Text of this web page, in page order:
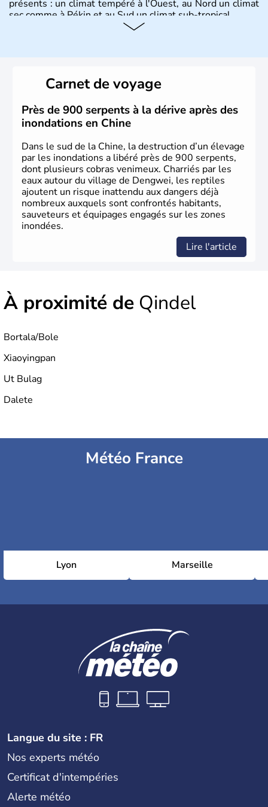
présents : un climat tempéré à l'Ouest, au Nord un climat
sec comme à Pékin et au Sud un climat sub-tropical.
dynasties. La dynastie Qing a été la dernière à régner
jusqu'aux guerres de l'opium lorsque la Chine s'est
constituée comme nation et a retrouvé son indépendance
en 1945. Illustre pays en matière d'inventions avant-
gardistes, la Chine a été la première utilisatrice du papier,
de l'imprimerie à caractères mobiles, de la boussole et de
la poudre à canon.
Carnet de voyage
Près de 900 serpents à la dérive après des
inondations en Chine
Dans le sud de la Chine, la destruction d’un élevage
par les inondations a libéré près de 900 serpents,
dont plusieurs cobras venimeux. Charriés par les
eaux autour du village de Dengwei, les reptiles
ajoutent un risque inattendu aux dangers déjà
nombreux auxquels sont confrontés habitants,
sauveteurs et équipages engagés sur les zones
inondées.
Lire l'article
À proximité de Qindel
Bortala/Bole
Xiaoyingpan
Ut Bulag
Dalete
Météo France
Lyon Marseille
Langue du site : FR
Nos experts météo
Certificat d'intempéries
Alerte météo